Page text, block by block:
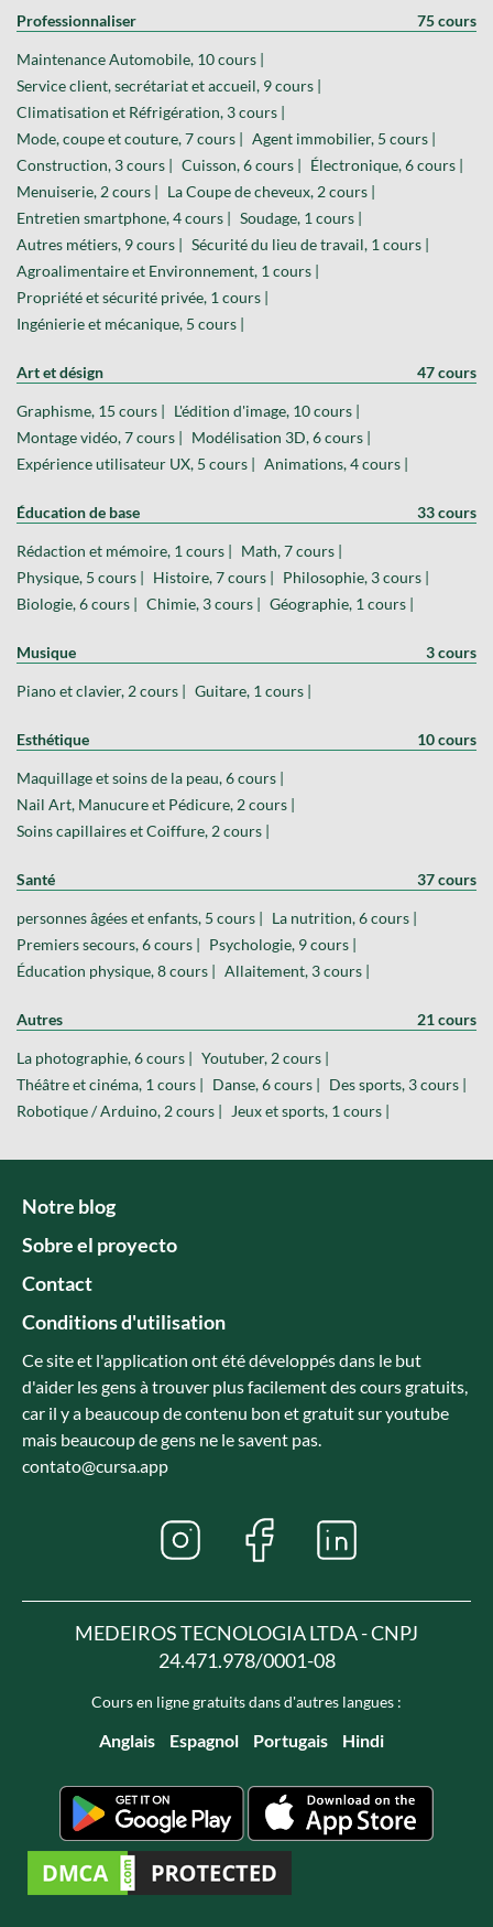
Professionnaliser 75 cours
Maintenance Automobile, 10 cours |
Service client, secrétariat et accueil, 9 cours |
Climatisation et Réfrigération, 3 cours |
Mode, coupe et couture, 7 cours | Agent immobilier, 5 cours |
Construction, 3 cours | Cuisson, 6 cours | Électronique, 6 cours |
Menuiserie, 2 cours | La Coupe de cheveux, 2 cours |
Entretien smartphone, 4 cours | Soudage, 1 cours |
Autres métiers, 9 cours | Sécurité du lieu de travail, 1 cours |
Agroalimentaire et Environnement, 1 cours |
Propriété et sécurité privée, 1 cours |
Ingénierie et mécanique, 5 cours |
Art et désign 47 cours
Graphisme, 15 cours | L'édition d'image, 10 cours |
Montage vidéo, 7 cours | Modélisation 3D, 6 cours |
Expérience utilisateur UX, 5 cours | Animations, 4 cours |
Éducation de base 33 cours
Rédaction et mémoire, 1 cours | Math, 7 cours |
Physique, 5 cours | Histoire, 7 cours | Philosophie, 3 cours |
Biologie, 6 cours | Chimie, 3 cours | Géographie, 1 cours |
Musique 3 cours
Piano et clavier, 2 cours | Guitare, 1 cours |
Esthétique 10 cours
Maquillage et soins de la peau, 6 cours |
Nail Art, Manucure et Pédicure, 2 cours |
Soins capillaires et Coiffure, 2 cours |
Santé 37 cours
personnes âgées et enfants, 5 cours | La nutrition, 6 cours |
Premiers secours, 6 cours | Psychologie, 9 cours |
Éducation physique, 8 cours | Allaitement, 3 cours |
Autres 21 cours
La photographie, 6 cours | Youtuber, 2 cours |
Théâtre et cinéma, 1 cours | Danse, 6 cours | Des sports, 3 cours |
Robotique / Arduino, 2 cours |
Jeux et sports, 1 cours |
Notre blog
Sobre el proyecto
Contact
Conditions d'utilisation
Ce site et l'application ont été développés dans le but
d'aider les gens à trouver plus facilement des cours gratuits,
car il y a beaucoup de contenu bon et gratuit sur youtube
mais beaucoup de gens ne le savent pas.
contato@cursa.app
MEDEIROS TECNOLOGIA LTDA - CNPJ
24.471.978/0001-08
Cours en ligne gratuits dans d'autres langues :
Anglais Espagnol Portugais Hindi